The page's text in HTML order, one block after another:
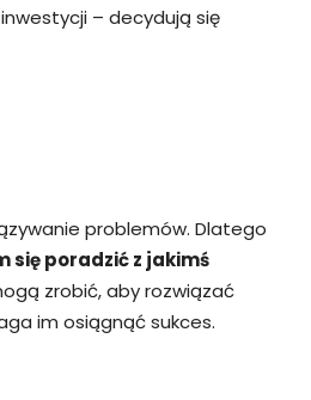
– decydują się
problemów. Dlatego
się poradzić z jakimś
zrobić, aby rozwiązać
im osiągnąć sukces.